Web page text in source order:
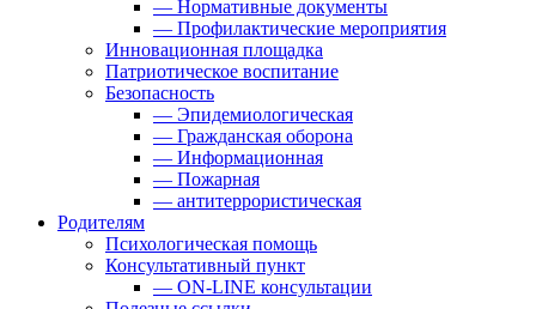
— Нормативные документы
— Профилактические мероприятия
Инновационная площадка
Патриотическое воспитание
Безопасность
— Эпидемиологическая
— Гражданская оборона
— Информационная
— Пожарная
— антитеррористическая
Родителям
Психологическая помощь
Консультативный пункт
— ON-LINE консультации